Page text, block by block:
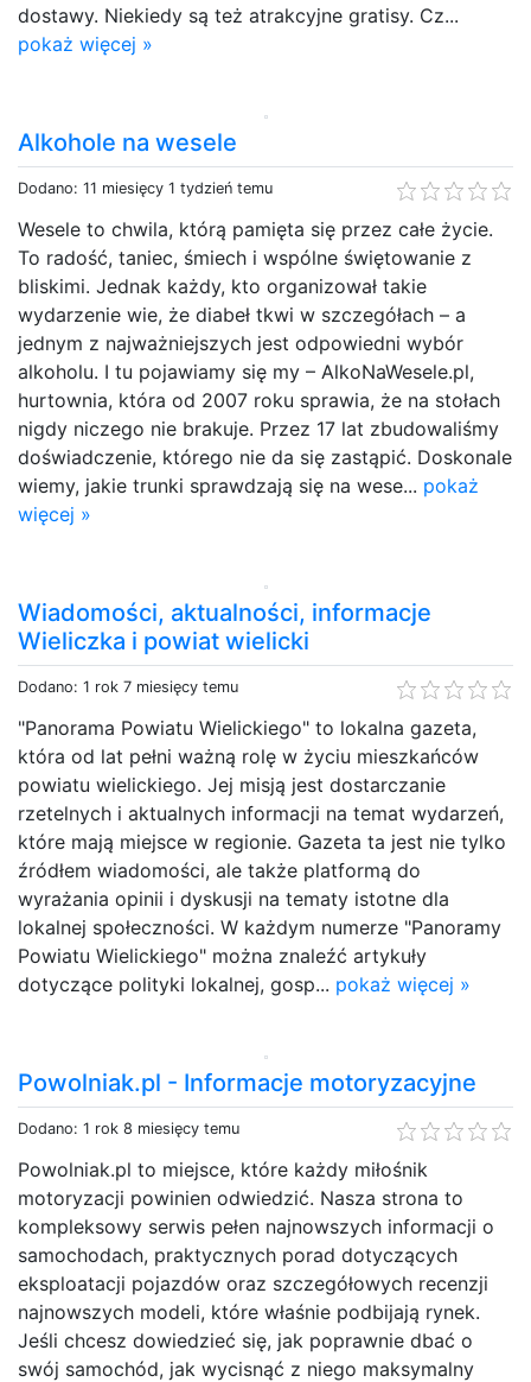
dostawy. Niekiedy są też atrakcyjne gratisy. Cz...
pokaż więcej »
Alkohole na wesele
Dodano: 11 miesięcy 1 tydzień temu
Wesele to chwila, którą pamięta się przez całe życie.
To radość, taniec, śmiech i wspólne świętowanie z
bliskimi. Jednak każdy, kto organizował takie
wydarzenie wie, że diabeł tkwi w szczegółach – a
jednym z najważniejszych jest odpowiedni wybór
alkoholu. I tu pojawiamy się my – AlkoNaWesele.pl,
hurtownia, która od 2007 roku sprawia, że na stołach
nigdy niczego nie brakuje. Przez 17 lat zbudowaliśmy
doświadczenie, którego nie da się zastąpić. Doskonale
wiemy, jakie trunki sprawdzają się na wese... pokaż
więcej »
Wiadomości, aktualności, informacje
Wieliczka i powiat wielicki
Dodano: 1 rok 7 miesięcy temu
"Panorama Powiatu Wielickiego" to lokalna gazeta,
która od lat pełni ważną rolę w życiu mieszkańców
powiatu wielickiego. Jej misją jest dostarczanie
rzetelnych i aktualnych informacji na temat wydarzeń,
które mają miejsce w regionie. Gazeta ta jest nie tylko
źródłem wiadomości, ale także platformą do
wyrażania opinii i dyskusji na tematy istotne dla
lokalnej społeczności. W każdym numerze "Panoramy
Powiatu Wielickiego" można znaleźć artykuły
dotyczące polityki lokalnej, gosp... pokaż więcej »
Powolniak.pl - Informacje motoryzacyjne
Dodano: 1 rok 8 miesięcy temu
Powolniak.pl to miejsce, które każdy miłośnik
motoryzacji powinien odwiedzić. Nasza strona to
kompleksowy serwis pełen najnowszych informacji o
samochodach, praktycznych porad dotyczących
eksploatacji pojazdów oraz szczegółowych recenzji
najnowszych modeli, które właśnie podbijają rynek.
Jeśli chcesz dowiedzieć się, jak poprawnie dbać o
swój samochód, jak wycisnąć z niego maksymalny